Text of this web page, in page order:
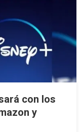
con los
y